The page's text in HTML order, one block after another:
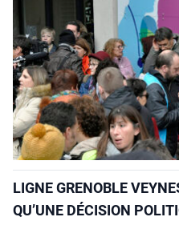
LIGNE GRENOBLE
QU’UNE DÉCISION